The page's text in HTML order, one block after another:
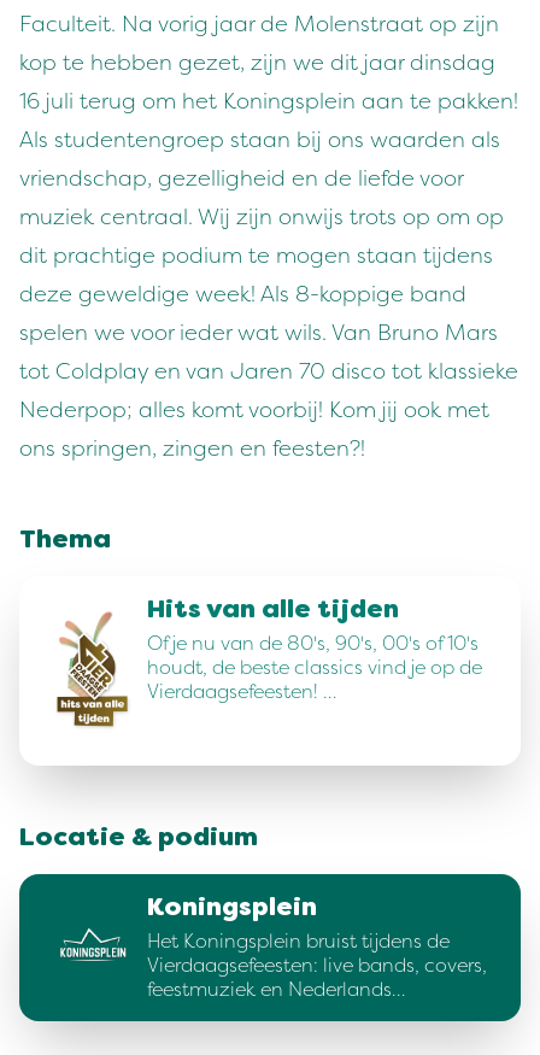
Faculteit. Na vorig jaar de Molenstraat op zijn
kop te hebben gezet, zijn we dit jaar dinsdag
16 juli terug om het Koningsplein aan te pakken!
Als studentengroep staan bij ons waarden als
vriendschap, gezelligheid en de liefde voor
muziek centraal. Wij zijn onwijs trots op om op
dit prachtige podium te mogen staan tijdens
deze geweldige week! Als 8-koppige band
spelen we voor ieder wat wils. Van Bruno Mars
tot Coldplay en van Jaren 70 disco tot klassieke
Nederpop; alles komt voorbij! Kom jij ook met
ons springen, zingen en feesten?!
Thema
Hits van alle tijden
Of je nu van de 80's, 90's, 00's of 10's
houdt, de beste classics vind je op de
Vierdaagsefeesten! …
Locatie & podium
Koningsplein
Het Koningsplein bruist tijdens de
Vierdaagsefeesten: live bands, covers,
feestmuziek en Nederlands…